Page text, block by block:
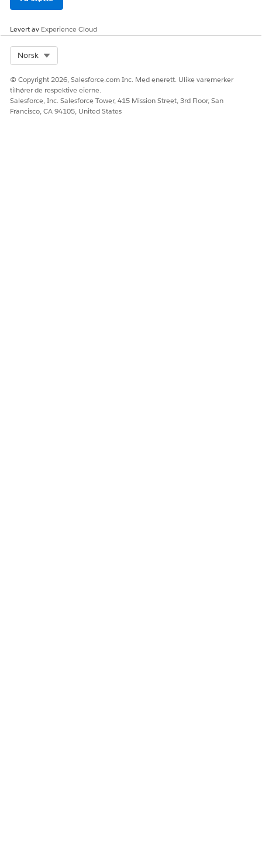
Levert av Experience Cloud
Norsk
© Copyright 2026, Salesforce.com Inc. Med enerett. Ulike varemerker
tilhører de respektive eierne.
Salesforce, Inc. Salesforce Tower, 415 Mission Street, 3rd Floor, San
Francisco, CA 94105, United States